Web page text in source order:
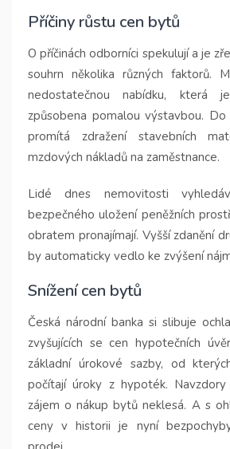
Příčiny růstu cen bytů
O příčinách odborníci spekulují a je
souhrn několika různých faktorů.
nedostatečnou nabídku,
způsobena pomalou výstavbou.
promítá zdražení stavebních
mzdových nákladů na zaměstnance.
Lidé dnes nemovitosti
bezpečného uložení peněžních
obratem pronajímají. Vyšší zdanění
by automaticky vedlo ke zvýšení
Snížení cen bytů
Česká národní banka si slibuje
zvyšujících se cen hypotečních
základní úrokové sazby, od
počítají úroky z hypoték.
zájem o nákup bytů neklesá. A s
ceny v historii je nyní